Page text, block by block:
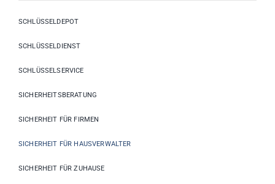
SCHLÜSSELDEPOT
SCHLÜSSELDIENST
SCHLÜSSELSERVICE
SICHERHEITSBERATUNG
SICHERHEIT FÜR FIRMEN
SICHERHEIT FÜR HAUSVERWALTER
SICHERHEIT FÜR ZUHAUSE